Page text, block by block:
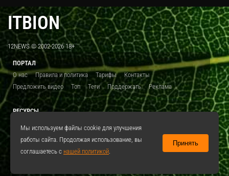
ITBION
12NEWS © 2002-2026 18+
ПОРТАЛ
О нас
Правила и политика Тарифы
Контакты
Предложить видео
Топ Теги Поддержать Реклама
РЕСУРСЫ
Мы используем файлы cookie для улучшения
работы сайта. Продолжая использование, вы
соглашаетесь с нашей политикой.
Принять